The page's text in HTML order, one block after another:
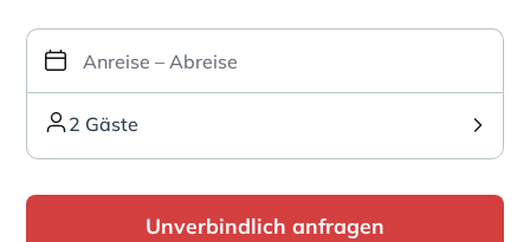
2 Gäste
Unverbindlich anfragen